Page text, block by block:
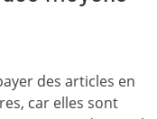
des articles en
car elles sont